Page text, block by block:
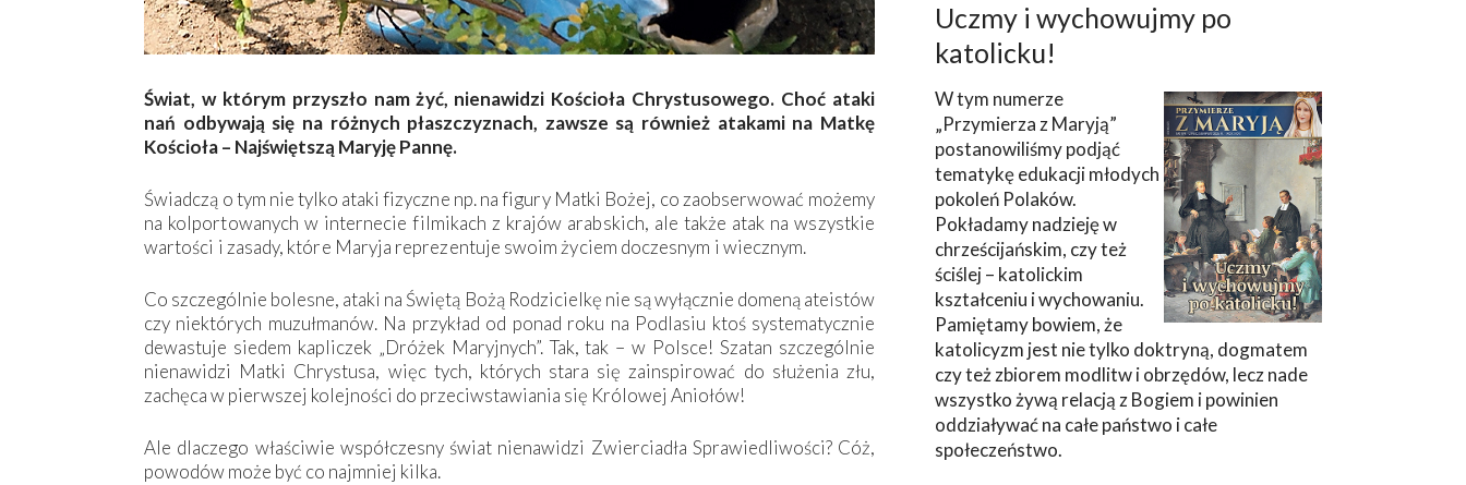
Świat, w którym przyszło nam żyć, nienawidzi Kościoła Chrystusowego. Choć ataki
nań odbywają się na różnych płaszczyznach, zawsze są również atakami na Matkę
Kościoła – Najświętszą Maryję Pannę.
Świadczą o tym nie tylko ataki fizyczne np. na figury Matki Bożej, co zaobserwować możemy
na kolportowanych w internecie filmikach z krajów arabskich, ale także atak na wszystkie
wartości i zasady, które Maryja reprezentuje swoim życiem doczesnym i wiecznym.
Co szczególnie bolesne, ataki na Świętą Bożą Rodzicielkę nie są wyłącznie domeną ateistów
czy niektórych muzułmanów. Na przykład od ponad roku na Podlasiu ktoś systematycznie
dewastuje siedem kapliczek „Dróżek Maryjnych”. Tak, tak – w Polsce! Szatan szczególnie
nienawidzi Matki Chrystusa, więc tych, których stara się zainspirować do służenia złu,
zachęca w pierwszej kolejności do przeciwstawiania się Królowej ­Aniołów!
Ale dlaczego właściwie współczesny świat nienawidzi Zwierciadła Sprawiedliwości? Cóż,
powodów może być co najmniej kilka.
Uczmy i wychowujmy po
katolicku!
W tym numerze
„Przymierza z Maryją”
postanowiliśmy podjąć
tematykę edukacji młodych
pokoleń Polaków.
Pokładamy nadzieję w
chrześcijańskim, czy też
ściślej – katolickim
kształceniu i wychowaniu.
Pamiętamy bowiem, że
katolicyzm jest nie tylko doktryną, dogmatem
czy też zbiorem modlitw i obrzędów, lecz nade
wszystko żywą relacją z Bogiem i powinien
oddziaływać na całe państwo i całe
społeczeństwo.